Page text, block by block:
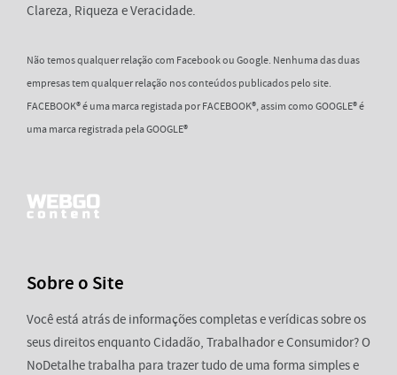
Clareza, Riqueza e Veracidade.
Não temos qualquer relação com Facebook ou Google. Nenhuma das duas
empresas tem qualquer relação nos conteúdos publicados pelo site.
FACEBOOK® é uma marca registada por FACEBOOK®, assim como GOOGLE® é
uma marca registrada pela GOOGLE®
Sobre o Site
Você está atrás de informações completas e verídicas sobre os
seus direitos enquanto Cidadão, Trabalhador e Consumidor? O
NoDetalhe trabalha para trazer tudo de uma forma simples e